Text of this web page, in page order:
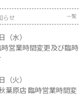
らせ 一覧
水）
時営業時間変更及び臨時
火）
葉原店 臨時営業時間変